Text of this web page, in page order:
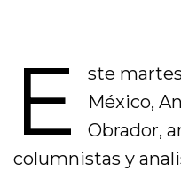
E
ste
México,
Obrador,
columnistas y